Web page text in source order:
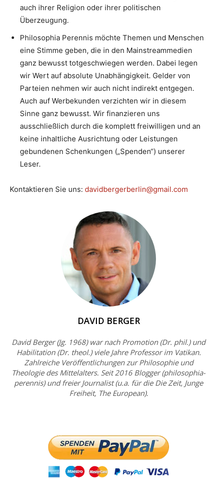
auch ihrer Religion oder ihrer politischen
Überzeugung.
Philosophia Perennis möchte Themen und Menschen
eine Stimme geben, die in den Mainstreammedien
ganz bewusst totgeschwiegen werden. Dabei legen
wir Wert auf absolute Unabhängigkeit. Gelder von
Parteien nehmen wir auch nicht indirekt entgegen.
Auch auf Werbekunden verzichten wir in diesem
Sinne ganz bewusst. Wir finanzieren uns
ausschließlich durch die komplett freiwilligen und an
keine inhaltliche Ausrichtung oder Leistungen
gebundenen Schenkungen („Spenden“) unserer
Leser.
Kontaktieren Sie uns: davidbergerberlin@gmail.com
DAVID BERGER
David Berger (Jg. 1968) war nach Promotion (Dr. phil.) und
Habilitation (Dr. theol.) viele Jahre Professor im Vatikan.
Zahlreiche Veröffentlichungen zur Philosophie und
Theologie des Mittelalters. Seit 2016 Blogger (philosophia-
perennis) und freier Journalist (u.a. für die Die Zeit, Junge
Freiheit, The European).